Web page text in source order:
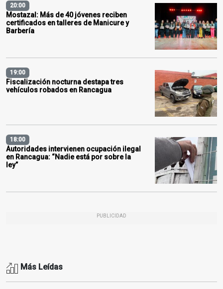
20:00
Mostazal: Más de 40 jóvenes reciben
certificados en talleres de Manicure y
Barbería
19:00
Fiscalización nocturna destapa tres
vehículos robados en Rancagua
18:00
Autoridades intervienen ocupación ilegal
en Rancagua: “Nadie está por sobre la
ley”
PUBLICIDAD
Más Leídas